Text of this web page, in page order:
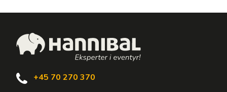
+45 70 270 370